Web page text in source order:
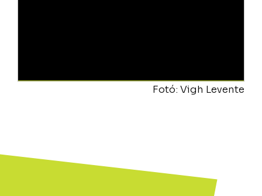
Fotó: Vigh Levente